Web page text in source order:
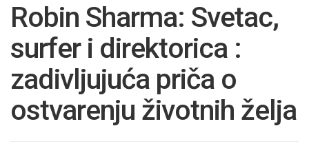
Robin Sharma: Svetac,
surfer i direktorica :
zadivljujuća priča o
ostvarenju životnih želja